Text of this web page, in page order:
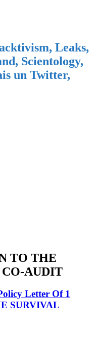
Leaks,
Scientology,
un Twitter,
TO THE
CO-AUDIT
Letter Of 1
SURVIVAL